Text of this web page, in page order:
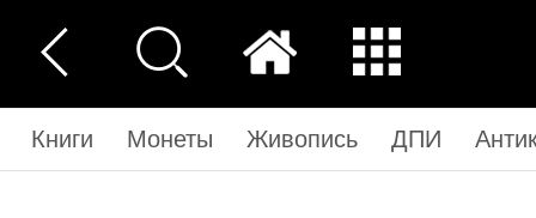
Книги Монеты Живопись ДПИ